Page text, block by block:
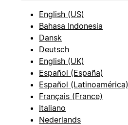
English (US)
Bahasa Indonesia
Dansk
Deutsch
English (UK)
Español (España)
Español (Latinoamérica)
Français (France)
Italiano
Nederlands